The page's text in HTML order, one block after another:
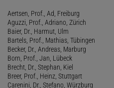
Aertsen, Prof., Ad, Freiburg
Aguzzi, Prof., Adriano, Zürich
Baier, Dr., Harmut, Ulm
Bartels, Prof., Mathias, Tübingen
Becker, Dr., Andreas, Marburg
Born, Prof., Jan, Lübeck
Brecht, Dr., Stephan, Kiel
Breer, Prof., Heinz, Stuttgart
Carenini, Dr., Stefano, Würzburg